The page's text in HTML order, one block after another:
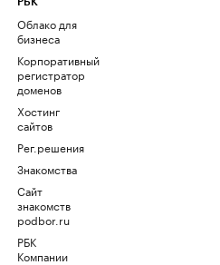
Облако для
бизнеса
Корпоративный
регистратор
доменов
Хостинг
сайтов
Рег.решения
Знакомства
Сайт
знакомств
podbor.ru
РБК
Компании